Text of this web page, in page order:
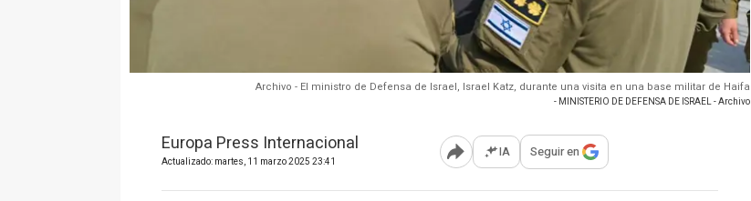
Archivo - El ministro de Defensa de Israel, Israel Katz, durante una visita en una base militar de Haifa
- MINISTERIO DE DEFENSA DE ISRAEL - Archivo
Europa Press Internacional
Actualizado: martes, 11 marzo 2025 23:41 Abrir opciones para compartir
IA Seguir en